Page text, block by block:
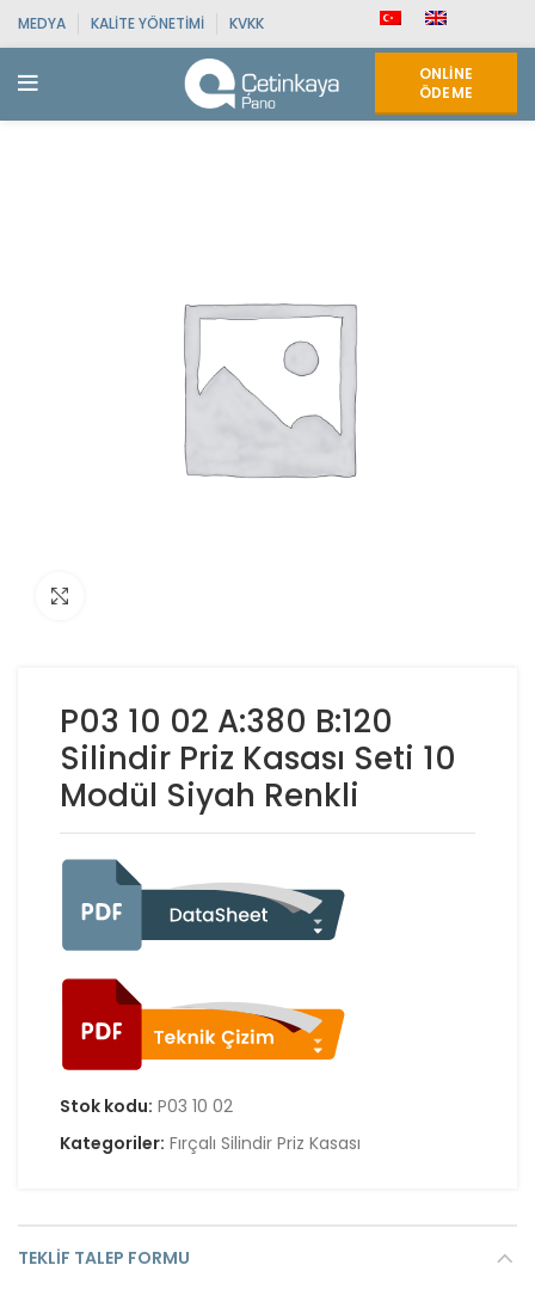
MEDYA KALITE YÖNETIMI KVKK
ONLINE
ÖDEME
P03 10 02 A:380 B:120
Silindir Priz Kasası Seti 10
Modül Siyah Renkli
Stok kodu: P03 10 02
Kategoriler: Fırçalı Silindir Priz Kasası
TEKLIF TALEP FORMU